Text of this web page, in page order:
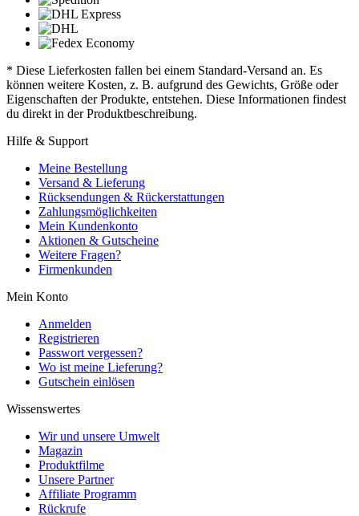
* Diese Lieferkosten fallen bei einem Standard-Versand an. Es
können weitere Kosten, z. B. aufgrund des Gewichts, Größe oder
Eigenschaften der Produkte, entstehen. Diese Informationen findest
du direkt in der Produktbeschreibung.
Hilfe & Support
Meine Bestellung
Versand & Lieferung
Rücksendungen & Rückerstattungen
Zahlungsmöglichkeiten
Mein Kundenkonto
Aktionen & Gutscheine
Weitere Fragen?
Firmenkunden
Mein Konto
Anmelden
Registrieren
Passwort vergessen?
Wo ist meine Lieferung?
Gutschein einlösen
Wissenswertes
Wir und unsere Umwelt
Magazin
Produktfilme
Unsere Partner
Affiliate Programm
Rückrufe